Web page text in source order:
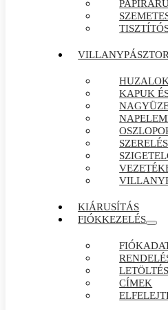
KAPUK
KIÁRUSÍTÁS
FIÓKKEZELÉS
CÍMEK